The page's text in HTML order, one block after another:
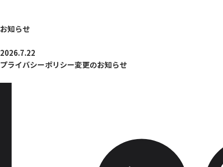
お知らせ
2026.7.22
プライバシーポリシー変更のお知らせ